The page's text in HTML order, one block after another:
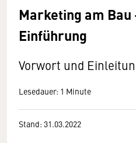
Marketing am
Einführung
Vorwort und
Lesedauer: 1 Minute
Stand: 31.03.2022